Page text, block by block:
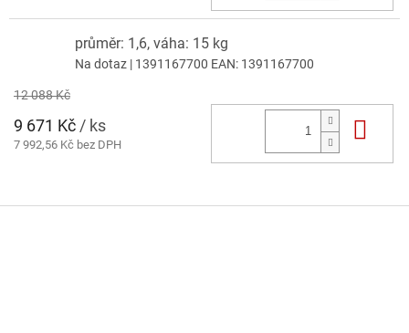
průměr: 1,6, váha: 15 kg
Na dotaz | 1391167700 EAN: 1391167700
12 088 Kč
9 671 Kč / ks
7 992,56 Kč bez DPH